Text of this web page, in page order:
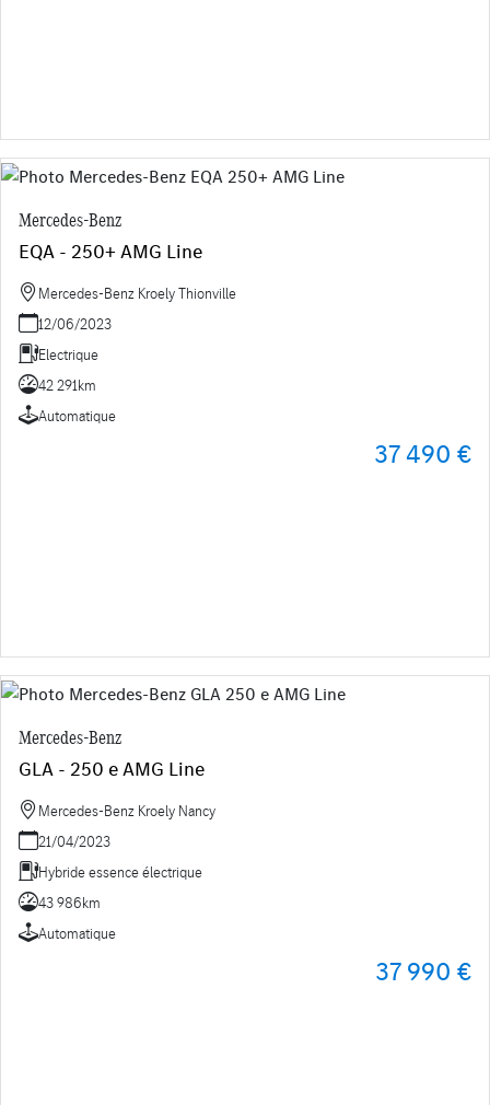
Mercedes-Benz
EQA - 250+ AMG Line
Mercedes-Benz Kroely Thionville
12/06/2023
Electrique
42 291km
Automatique
37 490 €
Mercedes-Benz
GLA - 250 e AMG Line
Mercedes-Benz Kroely Nancy
21/04/2023
Hybride essence électrique
43 986km
Automatique
37 990 €